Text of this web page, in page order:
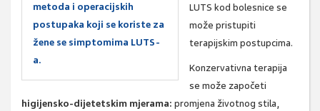
metoda i operacijskih
postupaka koji se koriste za
žene se simptomima LUTS-
a.
LUTS kod bolesnice se
može pristupiti
terapijskim postupcima.
Konzervativna terapija
se može započeti
higijensko-dijetetskim mjerama: promjena životnog stila,